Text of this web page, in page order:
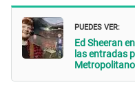
PUEDES VER:
Ed Sheeran
las entradas